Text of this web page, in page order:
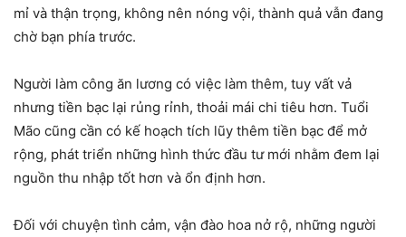
mỉ và thận trọng, không nên nóng vội, thành quả vẫn đang
chờ bạn phía trước.
Người làm công ăn lương có việc làm thêm, tuy vất vả
nhưng tiền bạc lại rủng rỉnh, thoải mái chi tiêu hơn. Tuổi
Mão cũng cần có kế hoạch tích lũy thêm tiền bạc để mở
rộng, phát triển những hình thức đầu tư mới nhằm đem lại
nguồn thu nhập tốt hơn và ổn định hơn.
Đối với chuyện tình cảm, vận đào hoa nở rộ, những người